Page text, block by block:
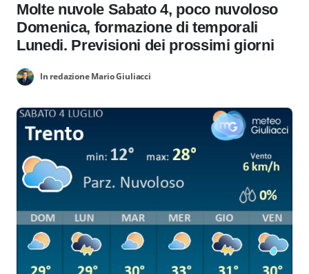
Molte nuvole Sabato 4, poco nuvoloso
Domenica, formazione di temporali
Lunedi. Previsioni dei prossimi giorni
In redazione Mario Giuliacci